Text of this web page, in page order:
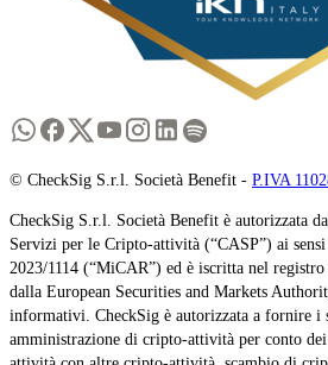
© CheckSig S.r.l. Società Benefit - P.IVA
CheckSig S.r.l. Società Benefit è autorizzata
Servizi per le Cripto-attività (“CASP”) ai
2023/1114 (“MiCAR”) ed è iscritta nel
dalla European Securities and Markets
informativi. CheckSig è autorizzata a fornire i
amministrazione di cripto-attività per conto